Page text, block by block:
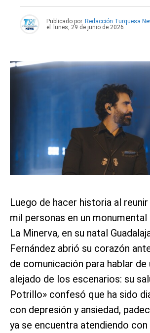
Publicado por Redacción Turquesa
el
lunes, 29 de junio de 2026
Luego de hacer historia al
mil personas en un
La Minerva, en su natal
Fernández abrió su corazón
de comunicación para hablar de
alejado de los escenarios: su
Potrillo» confesó que ha sido
con depresión y ansiedad,
ya se encuentra atendiendo con